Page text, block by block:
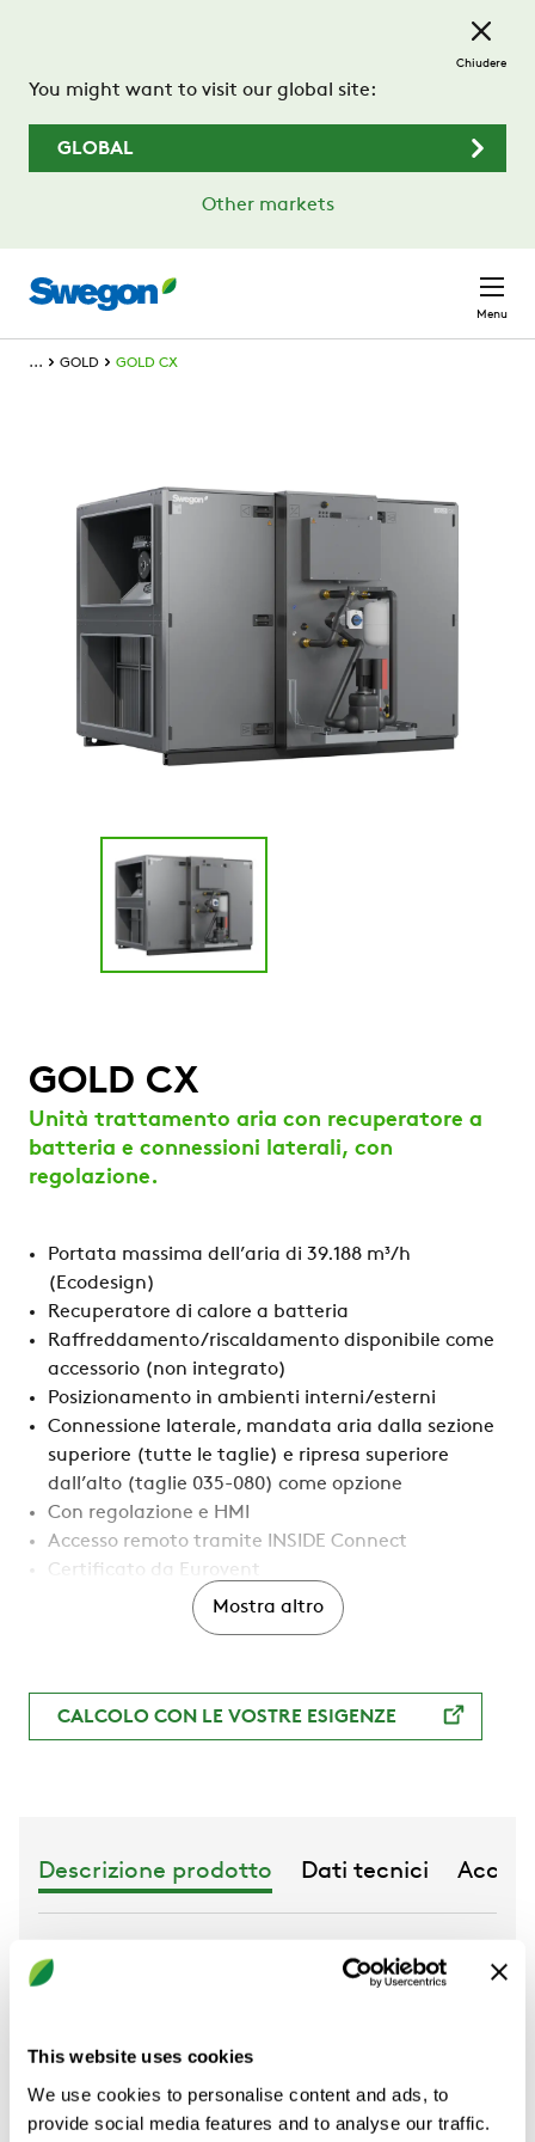
This website uses cookies
We use cookies to personalise content and ads, to
provide social media features and to analyse our traffic.
You might want to visit our global site:
GLOBAL
Other markets
Chiudere
Menu
... GOLD GOLD CX
GOLD CX
Unità trattamento aria con recuperatore a
batteria e connessioni laterali, con
regolazione.
Portata massima dell’aria di 39.188 m³/h
(Ecodesign)
Recuperatore di calore a batteria
Raffreddamento/riscaldamento disponibile come
accessorio (non integrato)
Posizionamento in ambienti interni/esterni
Connessione laterale, mandata aria dalla sezione
superiore (tutte le taglie) e ripresa superiore
dall’alto (taglie 035-080) come opzione
Con regolazione e HMI
Accesso remoto tramite INSIDE Connect
Certificato da Eurovent
L'acciaio riciclato e prodotto tramite fonti
rinnovabili con rivestimento Magnelis® (C5) riduce
Mostra altro
CALCOLO CON LE VOSTRE ESIGENZE
Descrizione prodotto Dati tecnici
regolazione.
Ci impegniamo a ridurre l'impatto
ambientale delle nostre unità e utilizziamo